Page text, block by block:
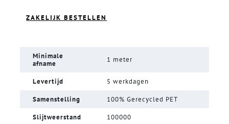
ZAKELIJK BESTELLEN
Minimale
afname
1 meter
Levertijd 5 werkdagen
Samenstelling 100% Gerecycled PET
Slijtweerstand 100000